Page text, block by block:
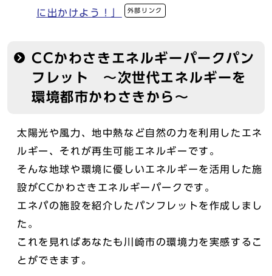
に出かけよう！」
外部リンク
CCかわさきエネルギーパークパン
フレット ～次世代エネルギーを
環境都市かわさきから～
太陽光や風力、地中熱など自然の力を利用したエネ
ルギー、それが再生可能エネルギーです。
そんな地球や環境に優しいエネルギーを活用した施
設がCCかわさきエネルギーパークです。
エネパの施設を紹介したパンフレットを作成しまし
た。
これを見ればあなたも川崎市の環境力を実感するこ
とができます。